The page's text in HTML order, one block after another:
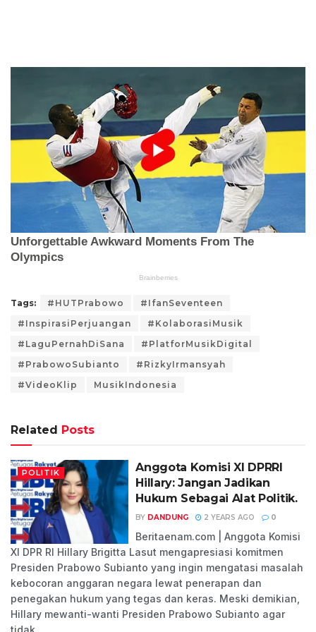
Tags: #HUTPrabowo
#IfanSeventeen
#InspirasiPerjuangan
#KolaborasiMusik
#LaguPernahDiSana
#PlatforMusikDigital
#PrabowoSubianto
#RizkyIrmansyah
#VideoKlip
MusikIndonesia
Related Posts
POLITIK
Anggota Komisi XI DPRRI
Hillary: Jangan Jadikan
Hukum Sebagai Alat Politik.
BY DANDUNG 2 YEARS AGO 0
Beritaenam.com | Anggota Komisi
XI DPR RI Hillary Brigitta Lasut mengapresiasi komitmen
Presiden Prabowo Subianto yang ingin mengatasi masalah
kebocoran anggaran negara lewat penerapan dan
penegakan hukum yang tegas dan keras. Meski demikian,
Hillary mewanti-wanti Presiden Prabowo Subianto agar
tidak...